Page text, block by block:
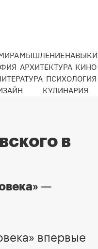
МЫШЛЕНИЕНАВЫКИ
АРХИТЕКТУРА КИНО
ПСИХОЛОГИЯ
КУЛИНАРИЯ
в
—
впервые